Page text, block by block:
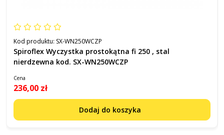
Kod produktu: SX-WN250WCZP
Spiroflex Wyczystka prostokątna fi 250 , stal
nierdzewna kod. SX-WN250WCZP
Cena
236,00 zł
Dodaj do koszyka